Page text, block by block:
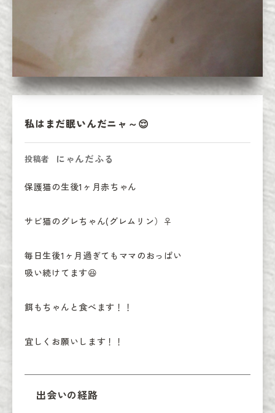
私はまだ眠いんだニャ～😌
投稿者 にゃんだふる
保護猫の生後1ヶ月赤ちゃん
サビ猫のグレちゃん(グレムリン）♀
毎日生後1ヶ月過ぎてもママのおっぱい
吸い続けてます😆
餌もちゃんと食べます！！
宜しくお願いします！！
出会いの経路